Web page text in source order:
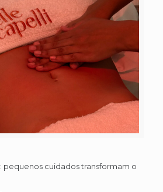
pequenos cuidados transformam o